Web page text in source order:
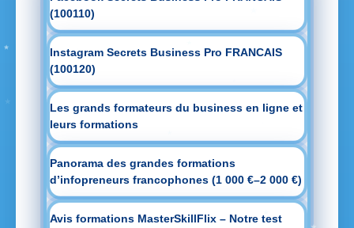
(100110)
Instagram Secrets Business Pro FRANCAIS
(100120)
Les grands formateurs du business en ligne et
leurs formations
Panorama des grandes formations
d’infopreneurs francophones (1 000 €–2 000 €)
Avis formations MasterSkillFlix – Notre test